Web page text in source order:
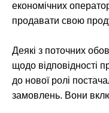
економічних
продавати свою
Деякі з поточних
щодо відповідності
до нової ролі
замовлень. Вони